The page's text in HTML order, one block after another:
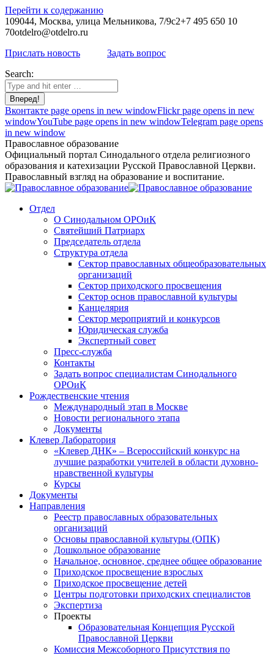
Перейти к содержанию
109044, Москва, улица Мельникова, 7/9с2+7 495 650 10
70otdelro@otdelro.ru
Прислать новость
Задать вопрос
Search:
Вконтакте page opens in new windowFlickr page opens in new
windowYouTube page opens in new windowTelegram page opens
in new window
Православное образование
Официальный портал Синодального отдела религиозного
образования и катехизации Русской Православной Церкви.
Православный взгляд на образование и воспитание.
Отдел
О Синодальном ОРОиК
Святейший Патриарх
Председатель отдела
Структура отдела
Сектор православных общеобразовательных
организаций
Сектор приходского просвещения
Сектор основ православной культуры
Канцелярия
Сектор мероприятий и конкурсов
Юридическая служба
Экспертный совет
Пресс-служба
Контакты
Задать вопрос специалистам Синодального
ОРОиК
Рождественские чтения
Международный этап в Москве
Новости регионального этапа
Документы
Клевер Лаборатория
«Клевер ДНК» – Всероссийский конкурс на
лучшие разработки учителей в области духовно-
нравственной культуры
Курсы
Документы
Направления
Реестр православных образовательных
организаций
Основы православной культуры (ОПК)
Дошкольное образование
Начальное, основное, среднее общее образование
Приходское просвещение взрослых
Приходское просвещение детей
Центры подготовки приходских специалистов
Экспертиза
Проекты
Образовательная Концепция Русской
Православной Церкви
Комиссия Межсоборного Присутствия по